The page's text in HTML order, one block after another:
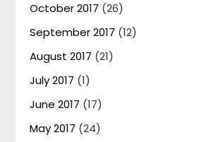
October 2017 (26)
September 2017 (12)
August 2017 (21)
July 2017 (1)
June 2017 (17)
May 2017 (24)